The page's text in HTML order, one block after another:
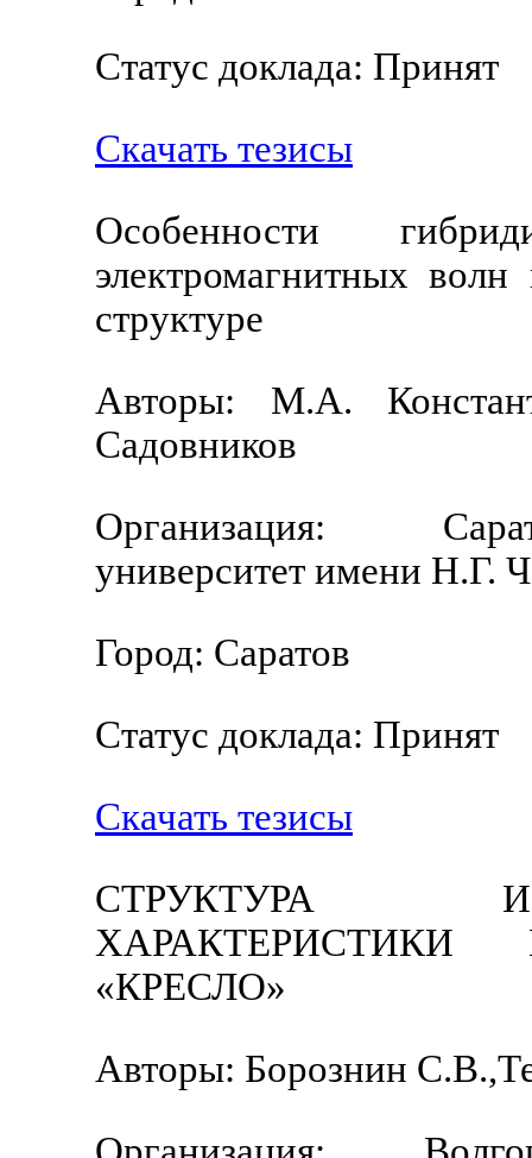
Статус доклада: Принят
Скачать тезисы
Особенности
электромагнитных
структуре
Авторы: М.А.
Садовников
Организация:
университет имени Н.Г.
Город: Саратов
Статус доклада: Принят
Скачать тезисы
СТРУКТУРА И
«КРЕСЛО»
Авторы: Борознин